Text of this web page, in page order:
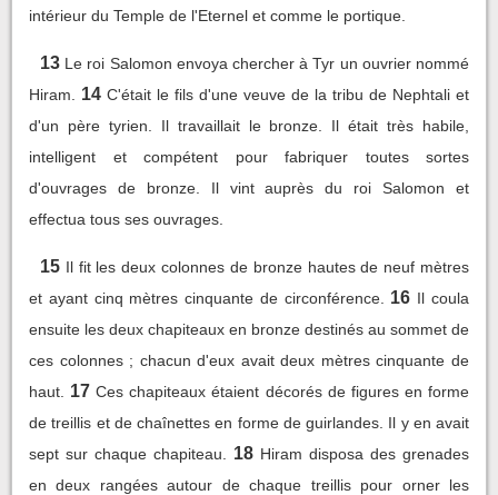
intérieur du Temple de l'Eternel et comme le portique.
13 Le roi Salomon envoya chercher à Tyr un ouvrier nommé
Hiram.
14 C'était le fils d'une veuve de la tribu de Nephtali et
d'un père tyrien. Il travaillait le bronze. Il était très habile,
intelligent et compétent pour fabriquer toutes sortes
d'ouvrages de bronze. Il vint auprès du roi Salomon et
effectua tous ses ouvrages.
15 Il fit les deux colonnes de bronze hautes de neuf mètres
et ayant cinq mètres cinquante de circonférence.
16 Il coula
ensuite les deux chapiteaux en bronze destinés au sommet de
ces colonnes ; chacun d'eux avait deux mètres cinquante de
haut.
17 Ces chapiteaux étaient décorés de figures en forme
de treillis et de chaînettes en forme de guirlandes. Il y en avait
sept sur chaque chapiteau.
18 Hiram disposa des grenades
en deux rangées autour de chaque treillis pour orner les